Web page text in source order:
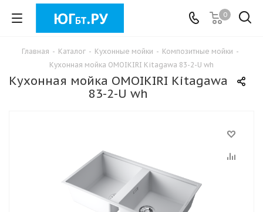
0
Главная - Каталог - Кухонные мойки - Композитные мойки -
Кухонная мойка OMOIKIRI Kitagawa 83-2-U wh
Кухонная мойка OMOIKIRI Kitagawa
83-2-U wh